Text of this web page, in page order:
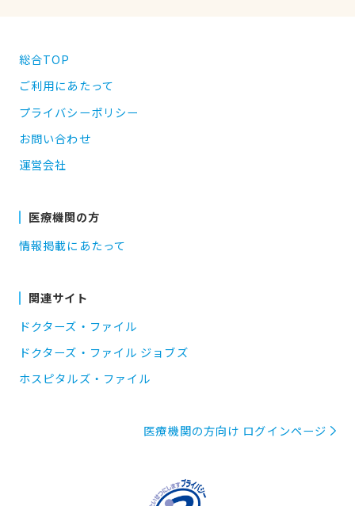
総合TOP
ご利用にあたって
プライバシーポリシー
お問い合わせ
運営会社
医療機関の方
情報掲載にあたって
関連サイト
ドクターズ・ファイル
ドクターズ・ファイル ジョブズ
ホスピタルズ・ファイル
医療機関の方向け ログインページ